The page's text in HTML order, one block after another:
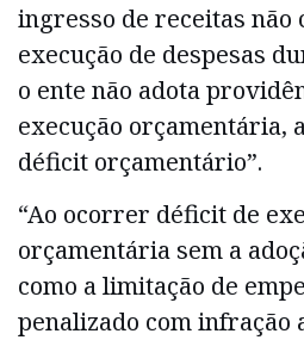
ingresso de receitas não
execução de despesas
o ente não adota
execução orçamentária,
déficit orçamentário”.
“Ao ocorrer déficit de
orçamentária sem a
como a limitação de
penalizado com